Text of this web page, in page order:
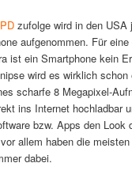
zufolge wird in den USA
aufgenommen. Für
ist ein Smartphone kein
wird es wirklich schon
scharfe 8 Megapixel-
ins Internet hochladbar
bzw. Apps den Look
allem haben die
dabei.